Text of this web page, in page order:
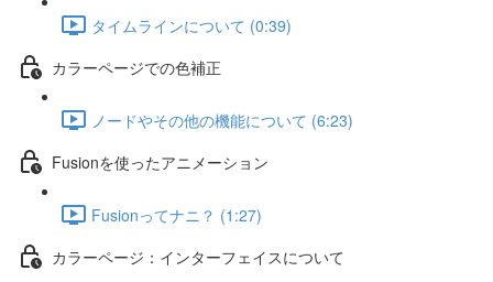
タイムラインについて (0:39)
カラーページでの色補正
ノードやその他の機能について (6:23)
Fusionを使ったアニメーション
Fusionってナニ？ (1:27)
カラーページ：インターフェイスについて